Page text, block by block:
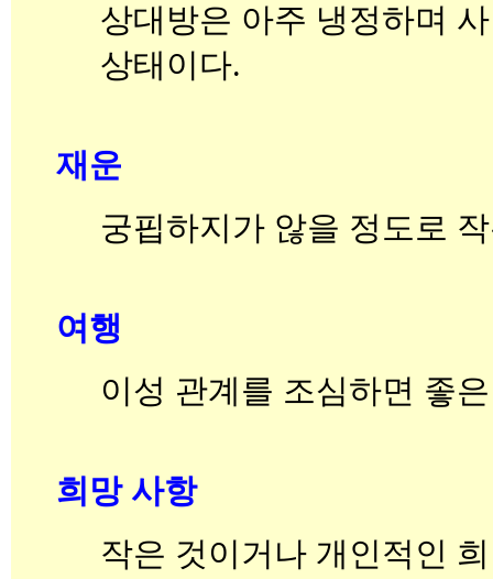
상대방은 아주 냉정하며
상태이다.
재운
궁핍하지가 않을 정도로
여행
이성 관계를 조심하면 좋
희망 사항
작은 것이거나 개인적인